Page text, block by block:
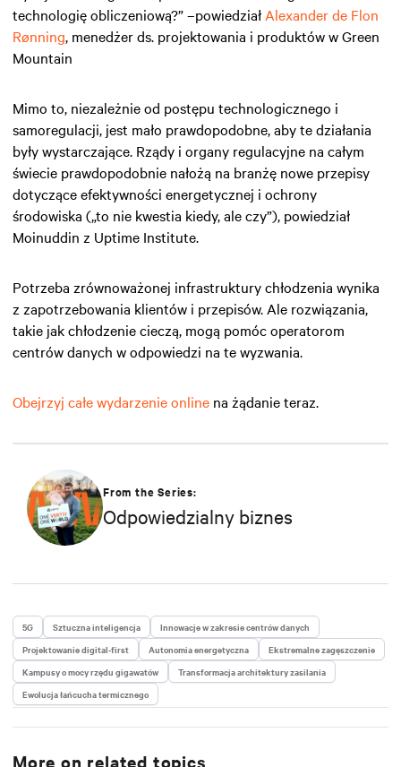
technologię obliczeniową?” –powiedział Alexander de Flon
Rønning, menedżer ds. projektowania i produktów w Green
Mountain
Mimo to, niezależnie od postępu technologicznego i
samoregulacji, jest mało prawdopodobne, aby te działania
były wystarczające. Rządy i organy regulacyjne na całym
świecie prawdopodobnie nałożą na branżę nowe przepisy
dotyczące efektywności energetycznej i ochrony
środowiska („to nie kwestia kiedy, ale czy”), powiedział
Moinuddin z Uptime Institute.
Potrzeba zrównoważonej infrastruktury chłodzenia wynika
z zapotrzebowania klientów i przepisów. Ale rozwiązania,
takie jak chłodzenie cieczą, mogą pomóc operatorom
centrów danych w odpowiedzi na te wyzwania.
Obejrzyj całe wydarzenie online na żądanie teraz.
From the Series:
Odpowiedzialny biznes
5G Sztuczna inteligencja
Innowacje w zakresie centrów danych
Projektowanie digital-first
Autonomia energetyczna
Ekstremalne zagęszczenie
Kampusy o mocy rzędu gigawatów
Transformacja architektury zasilania
Ewolucja łańcucha termicznego
More on related topics